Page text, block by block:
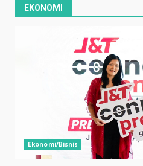
EKONOMI
Ekonomi/Bisnis